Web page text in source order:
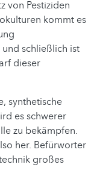
von Pestiziden
kommt es
schließlich ist
dieser
synthetische
es schwerer
zu bekämpfen.
her. Befürworter
großes